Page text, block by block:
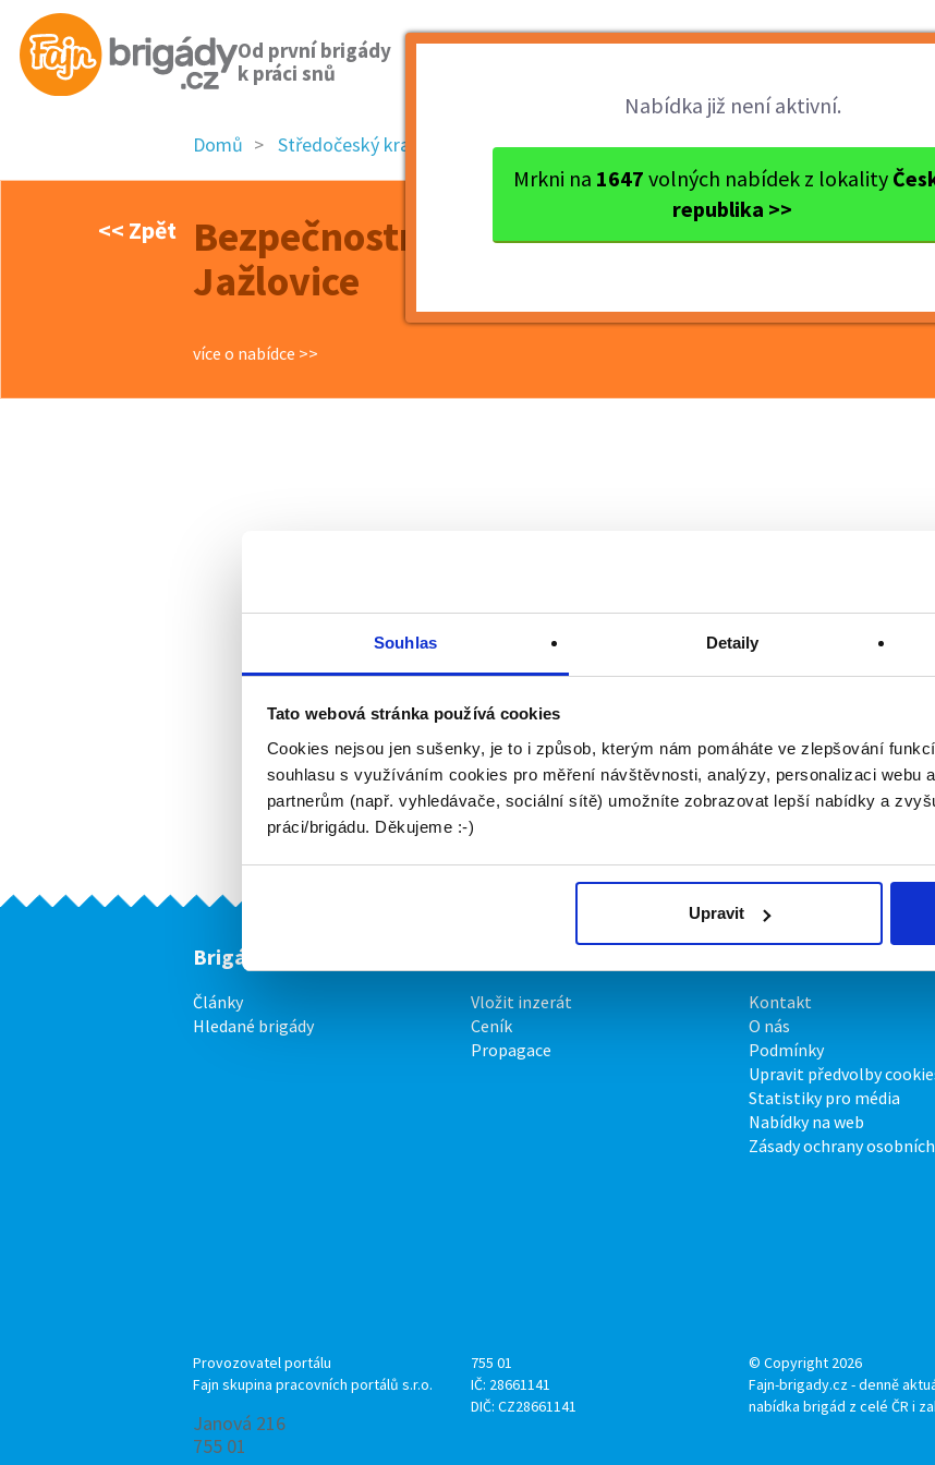
Souhlas Detaily
Tato webová stránka používá cookies
Cookies nejsou jen sušenky, je to i způsob, kterým nám pomáháte ve zlepšování
souhlasu s využíváním cookies pro měření návštěvnosti, analýzy, personalizaci webu
partnerům (např. vyhledávače, sociální sítě) umožníte zobrazovat lepší nabídky a
práci/brigádu. Děkujeme :-)
Upravit
Od první brigády
k práci snů
Nabídka již není aktivní.
Mrkni na 1647 volných nabídek z lokality
republika >>
Domů Středočeský kraj okres Praha-východ Říčany Bezpečnostní pracovník -
<< Zpět
Bezpečnostní pracovník - dispečer/ka -
Jažlovice
více o nabídce >>
Brigádníci
Články
Hledané brigády
Vložit inzerát
Ceník
Propagace
Kontakt
O nás
Podmínky
Upravit předvolby
Statistiky pro média
Nabídky na web
Zásady ochrany
Provozovatel portálu
Fajn skupina pracovních portálů s.r.o.
Janová 216
755 01
755 01
IČ: 28661141
DIČ: CZ28661141
© Copyright 2026
Fajn-brigady.cz - denně
nabídka brigád z celé ČR i